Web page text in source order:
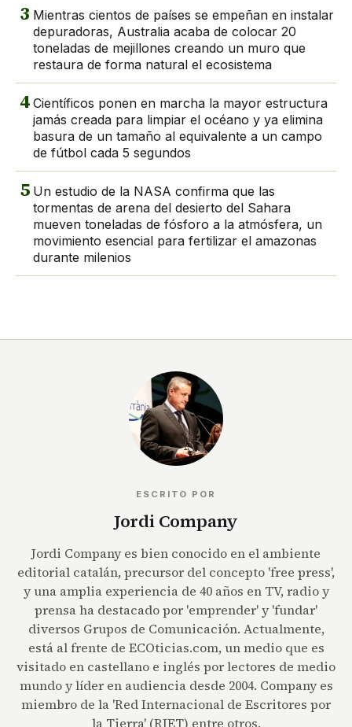
3 Mientras cientos de países se empeñan en instalar
depuradoras, Australia acaba de colocar 20
toneladas de mejillones creando un muro que
restaura de forma natural el ecosistema
4 Científicos ponen en marcha la mayor estructura
jamás creada para limpiar el océano y ya elimina
basura de un tamaño al equivalente a un campo
de fútbol cada 5 segundos
5 Un estudio de la NASA confirma que las
tormentas de arena del desierto del Sahara
mueven toneladas de fósforo a la atmósfera, un
movimiento esencial para fertilizar el amazonas
durante milenios
ESCRITO POR
Jordi Company
Jordi Company es bien conocido en el ambiente
editorial catalán, precursor del concepto 'free press',
y una amplia experiencia de 40 años en TV, radio y
prensa ha destacado por 'emprender' y 'fundar'
diversos Grupos de Comunicación. Actualmente,
está al frente de ECOticias.com, un medio que es
visitado en castellano e inglés por lectores de medio
mundo y líder en audiencia desde 2004. Company es
miembro de la 'Red Internacional de Escritores por
la Tierra' (RIET) entre otros.